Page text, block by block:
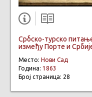
Србско-турско
између Порте и
Место: Нови Сад
Година: 1863
Број страница: 28